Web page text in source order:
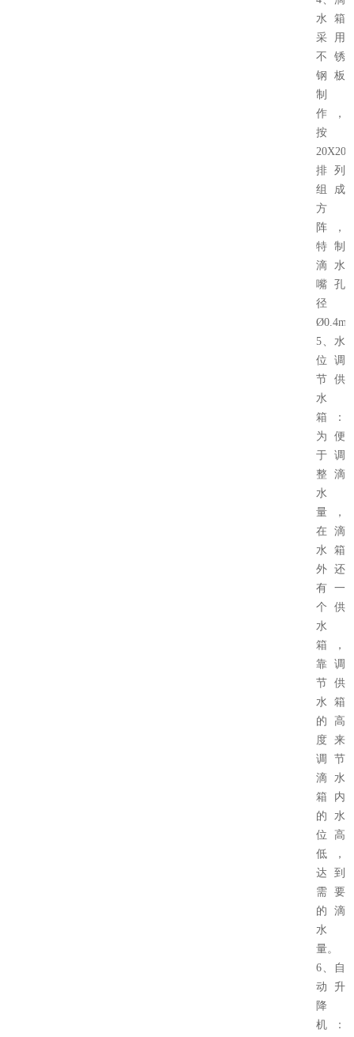
水箱
采用
不锈
钢板
制
作，
按
排列
组成
方
阵，
特制
滴水
嘴孔
径
5、水
位调
节供
水
箱：
为便
于调
整滴
水
量，
在滴
水箱
外还
有一
个供
水
箱，
靠调
节供
水箱
的高
度来
调节
滴水
箱内
的水
位高
低，
达到
需要
的滴
水
量。
6、自
动升
降
机：